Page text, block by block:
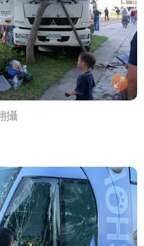
攝